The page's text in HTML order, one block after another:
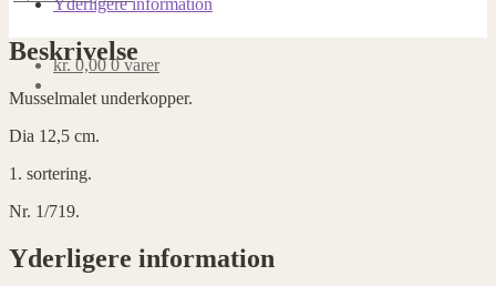
kr.0,00 0 varer
Beskrivelse
Musselmalet underkopper.
Dia 12,5 cm.
1. sortering.
Nr. 1/719.
Yderligere information